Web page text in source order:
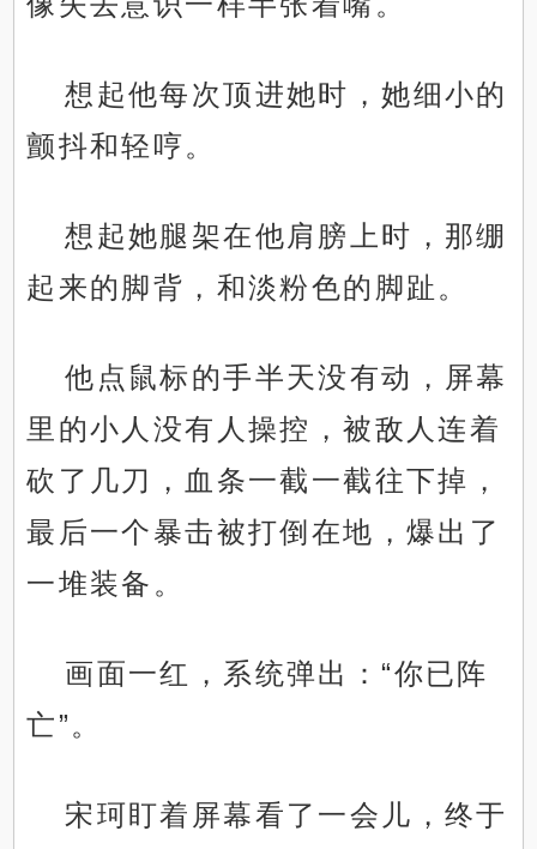
想起他每次顶进她时，她细小的
颤抖和轻哼。
想起她腿架在他肩膀上时，那绷
起来的脚背，和淡粉色的脚趾。
他点鼠标的手半天没有动，屏幕
里的小人没有人操控，被敌人连着
砍了几刀，血条一截一截往下掉，
最后一个暴击被打倒在地，爆出了
一堆装备。
画面一红，系统弹出：“你已阵
亡”。
宋珂盯着屏幕看了一会儿，终于